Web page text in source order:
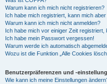
Warum kann ich mich nicht registrieren?
Ich habe mich registriert, kann mich aber
Warum kann ich mich nicht anmelden?
Ich habe mich vor einiger Zeit
Ich habe mein Passwort vergessen!
Warum werde ich automatisch
Wozu ist die Funktion „Alle Cookies
Benutzerpräferenzen und -
Wie kann ich meine Einstellungen